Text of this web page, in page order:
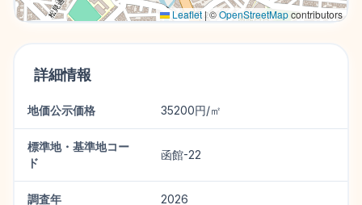
Leaflet|©OpenStreetMapcontributors
詳細情報
地価公示価格 35200円/㎡
標準地・基準地コー
ド
函館-22
調査年 2026